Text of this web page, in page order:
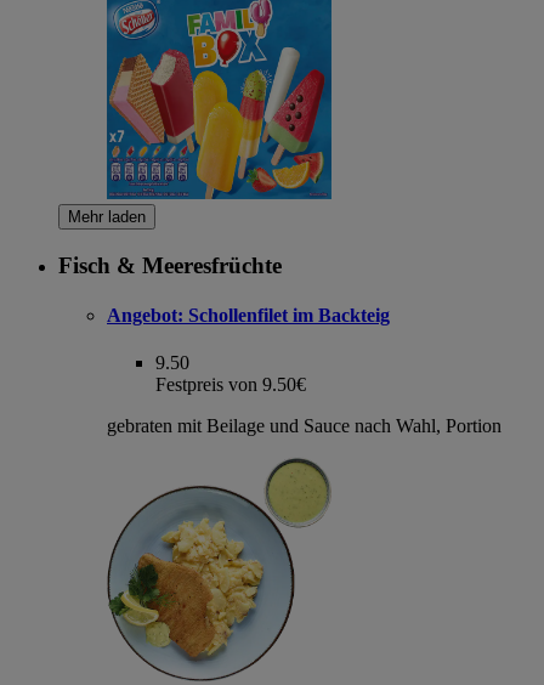
Mehr laden
Fisch & Meeresfrüchte
Angebot: Schollenfilet im Backteig
9.50
Festpreis von 9.50€
gebraten mit Beilage und Sauce nach Wahl, Portion